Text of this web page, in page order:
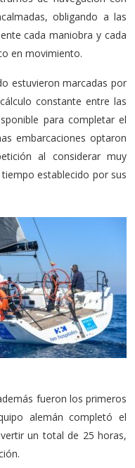
obligando a las
cada maniobra y cada
en movimiento.
estuvieron marcadas por
constante entre las
para completar el
embarcaciones optaron
al considerar muy
establecido por sus
fueron los primeros
alemán completó el
un total de 25 horas,